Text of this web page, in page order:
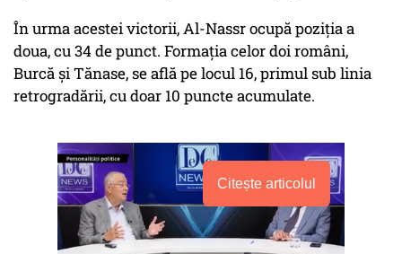
În urma acestei victorii, Al-Nassr ocupă poziția a
doua, cu 34 de punct. Formația celor doi români,
Burcă și Tănase, se află pe locul 16, primul sub linia
retrogradării, cu doar 10 puncte acumulate.
Citește articolul